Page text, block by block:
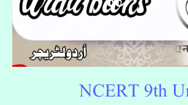
NCERT 9th